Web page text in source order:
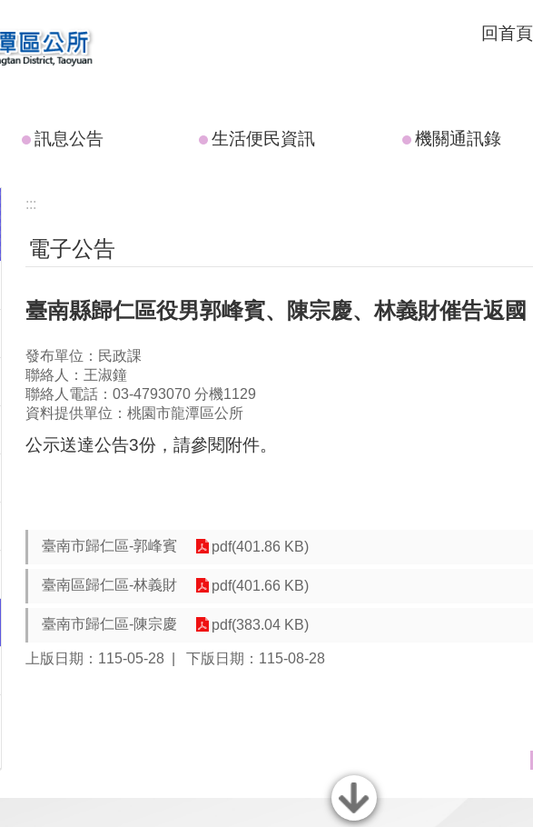
回首頁
訊息公告 生活便民資訊 機關通訊錄
:::
電子公告
臺南縣歸仁區役男郭峰賓、陳宗慶、林義財催告返國
發布單位：民政課
聯絡人：王淑鐘
聯絡人電話：03-4793070 分機1129
資料提供單位：桃園市龍潭區公所
公示送達公告3份，請參閱附件。
臺南市歸仁區-郭峰賓 pdf(401.86 KB)
臺南區歸仁區-林義財 pdf(401.66 KB)
臺南市歸仁區-陳宗慶 pdf(383.04 KB)
上版日期：115-05-28 下版日期：115-08-28